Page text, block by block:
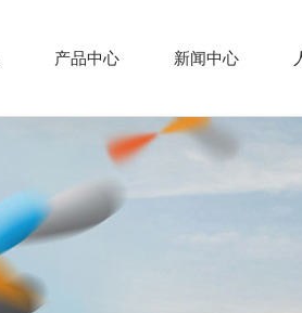
产品中心 新闻中心